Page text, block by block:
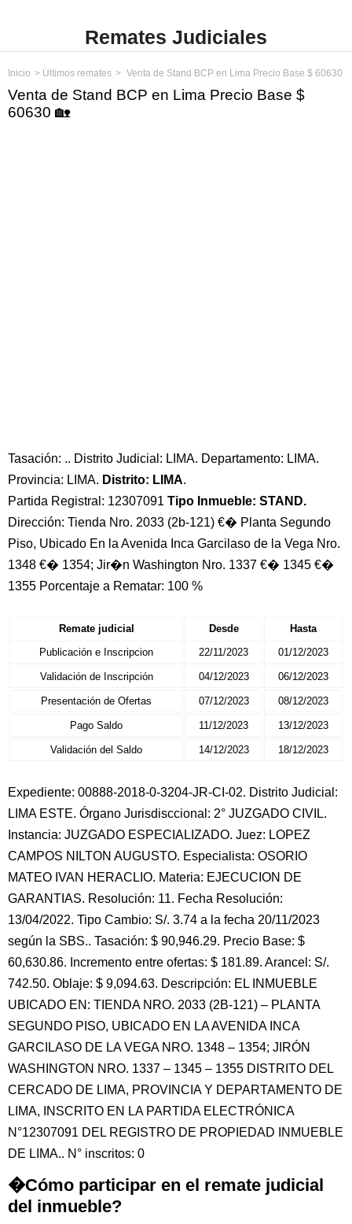
Remates Judiciales
Inicio Últimos remates Venta de Stand BCP en Lima Precio Base $ 60630
Venta de Stand BCP en Lima Precio Base $
60630 🏡
Tasación: .. Distrito Judicial: LIMA. Departamento: LIMA.
Provincia: LIMA. Distrito: LIMA.
Partida Registral: 12307091 Tipo Inmueble: STAND.
Dirección: Tienda Nro. 2033 (2b-121) €� Planta Segundo
Piso, Ubicado En la Avenida Inca Garcilaso de la Vega Nro.
1348 €� 1354; Jir�n Washington Nro. 1337 €� 1345 €�
1355 Porcentaje a Rematar: 100 %
Remate judicial Desde
Hasta
Publicación e Inscripcion
22/11/2023 01/12/2023
Validación de Inscripción 04/12/2023 06/12/2023
Presentación de Ofertas 07/12/2023 08/12/2023
Pago Saldo 11/12/2023 13/12/2023
Validación del Saldo 14/12/2023 18/12/2023
Expediente: 00888-2018-0-3204-JR-CI-02. Distrito Judicial:
LIMA ESTE. Órgano Jurisdisccional: 2° JUZGADO CIVIL.
Instancia: JUZGADO ESPECIALIZADO. Juez: LOPEZ
CAMPOS NILTON AUGUSTO. Especialista: OSORIO
MATEO IVAN HERACLIO. Materia: EJECUCION DE
GARANTIAS. Resolución: 11. Fecha Resolución:
13/04/2022. Tipo Cambio: S/. 3.74 a la fecha 20/11/2023
según la SBS.. Tasación: $ 90,946.29. Precio Base: $
60,630.86. Incremento entre ofertas: $ 181.89. Arancel: S/.
742.50. Oblaje: $ 9,094.63. Descripción: EL INMUEBLE
UBICADO EN: TIENDA NRO. 2033 (2B-121) – PLANTA
SEGUNDO PISO, UBICADO EN LA AVENIDA INCA
GARCILASO DE LA VEGA NRO. 1348 – 1354; JIRÓN
WASHINGTON NRO. 1337 – 1345 – 1355 DISTRITO DEL
CERCADO DE LIMA, PROVINCIA Y DEPARTAMENTO DE
LIMA, INSCRITO EN LA PARTIDA ELECTRÓNICA
N°12307091 DEL REGISTRO DE PROPIEDAD INMUEBLE
DE LIMA.. N° inscritos: 0
�Cómo participar en el remate judicial
del inmueble?